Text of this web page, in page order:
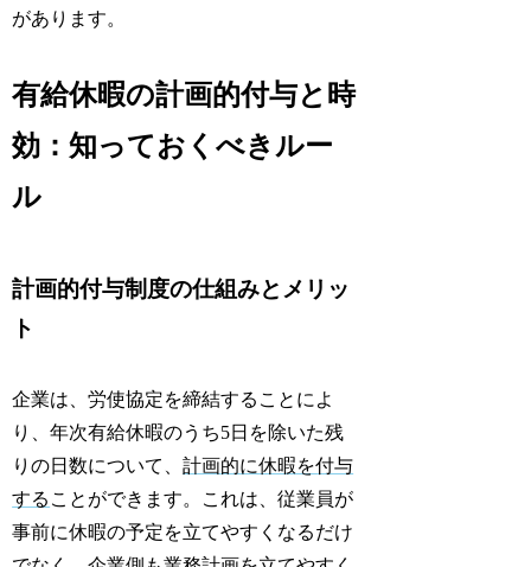
があります。
有給休暇の計画的付与と時
効：知っておくべきルー
ル
計画的付与制度の仕組みとメリッ
ト
企業は、労使協定を締結することによ
り、年次有給休暇のうち5日を除いた残
りの日数について、計画的に休暇を付与
する ことができます。これは、従業員が
事前に休暇の予定を立てやすくなるだけ